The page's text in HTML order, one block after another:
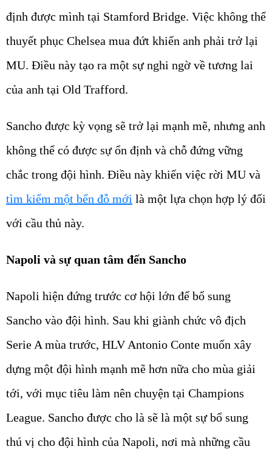
định được mình tại Stamford Bridge. Việc không thể
thuyết phục Chelsea mua đứt khiến anh phải trở lại
MU. Điều này tạo ra một sự nghi ngờ về tương lai
của anh tại Old Trafford.
Sancho được kỳ vọng sẽ trở lại mạnh mẽ, nhưng anh
không thể có được sự ổn định và chỗ đứng vững
chắc trong đội hình. Điều này khiến việc rời MU và
tìm kiếm một bến đỗ mới là một lựa chọn hợp lý đối
với cầu thủ này.
Napoli và sự quan tâm đến Sancho
Napoli hiện đứng trước cơ hội lớn để bổ sung
Sancho vào đội hình. Sau khi giành chức vô địch
Serie A mùa trước, HLV Antonio Conte muốn xây
dựng một đội hình mạnh mẽ hơn nữa cho mùa giải
tới, với mục tiêu làm nên chuyện tại Champions
League. Sancho được cho là sẽ là một sự bổ sung
thú vị cho đội hình của Napoli, nơi mà những cầu